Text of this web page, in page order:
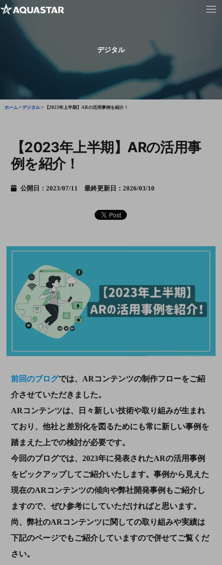
デジタル
ホーム> デジタル> 【2023年上半期】ARの活用事例を紹介！
【2023年上半期】ARの活用事
例を紹介！
公開日：2023/07/11 最終更新日：2026/03/10
前回のブログでは、 ARコンテンツの制作フローをご紹
介させていただきました。
ARコンテンツは、日々新しい技術や取り組みが生まれ
ており、他社と差別化を図るためにも常に新しい事例を
踏まえた上での検討が必要です。
今回のブログでは、 2023年に発表されたARの活用事例
をピックアップしてご紹介いたします。事例から見えた
現在のARコンテンツの傾向や弊社開発事例もご紹介し
ますので、ぜひ参考にしていただければと思います。
尚、弊社のARコンテンツに関しての取り組みや実績は
下記のページでもご紹介していますので併せてご覧くだ
さい。